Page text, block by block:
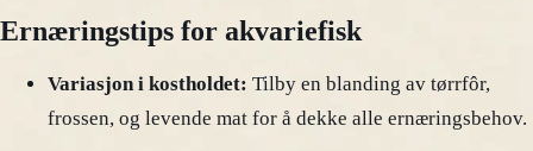
Ernæringstips for akvariefisk
Variasjon i kostholdet: Tilby en blanding av tørrfôr,
frossen, og levende mat for å dekke alle ernæringsbehov.